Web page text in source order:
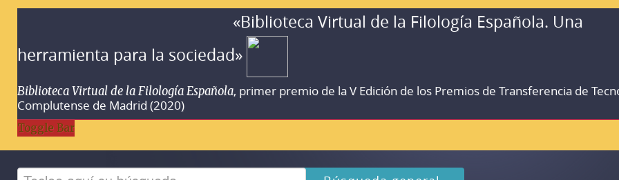
«Biblioteca Virtual de la Filología Española. Una
herramienta para la sociedad»
Biblioteca Virtual de la Filología Española, primer premio de la V Edición de los Premios de Transferencia de
Complutense de Madrid (2020)
Toggle Bar